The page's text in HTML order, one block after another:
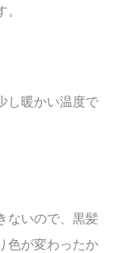
し暖かい温度で
ないので、黒髪
色が変わったか